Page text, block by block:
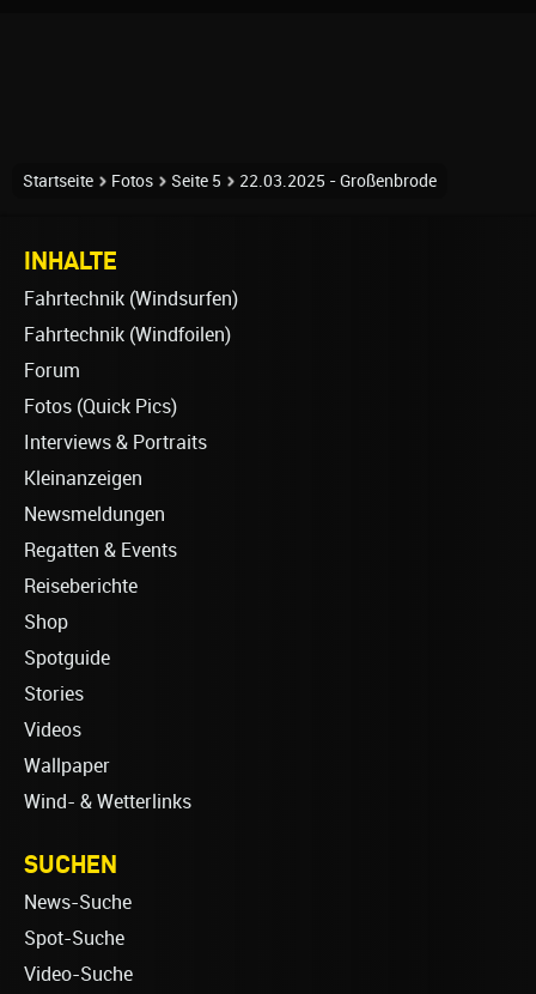
Startseite Fotos Seite 5 22.03.2025 - Großenbrode
INHALTE
Fahrtechnik (Windsurfen)
Fahrtechnik (Windfoilen)
Forum
Fotos (Quick Pics)
Interviews & Portraits
Kleinanzeigen
Newsmeldungen
Regatten & Events
Reiseberichte
Shop
Spotguide
Stories
Videos
Wallpaper
Wind- & Wetterlinks
SUCHEN
News-Suche
Spot-Suche
Video-Suche